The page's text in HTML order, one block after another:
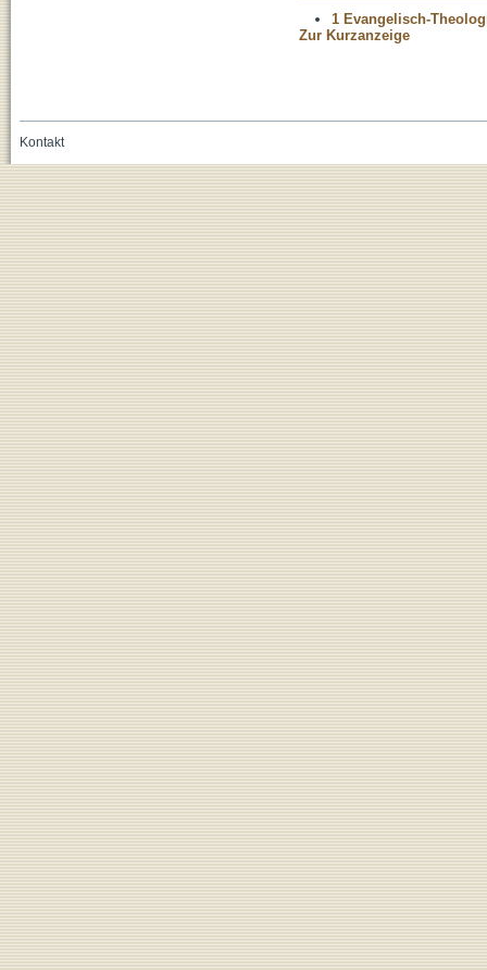
1 Evangelisch-
Zur Kurzanzeige
Kontakt